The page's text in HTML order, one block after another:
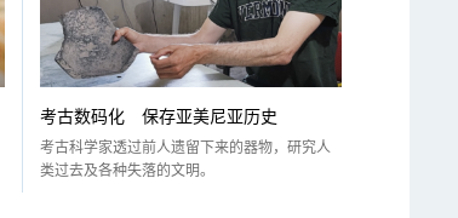
考古数码化 保存亚美尼亚历史
考古科学家透过前人遗留下来的器物，研究人
类过去及各种失落的文明。